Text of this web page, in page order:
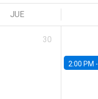
JUE
30
2:00 PM -